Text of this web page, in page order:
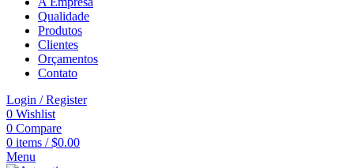
Qualidade
Produtos
Clientes
Orçamentos
Contato
Login / Register
0 Wishlist
0 Compare
0 items / $0.00
Menu